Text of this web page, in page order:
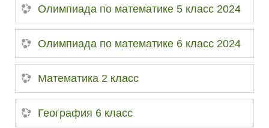
Олимпиада по математике 5 класс 2024
Олимпиада по математике 6 класс 2024
Математика 2 класс
География 6 класс